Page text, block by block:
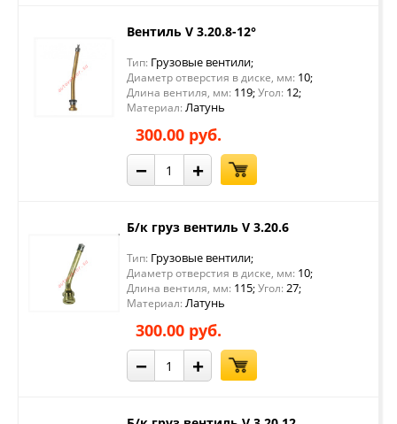
Вентиль V 3.20.8-12°
Тип: Грузовые вентили;
Диаметр отверстия в диске, мм: 10;
Длина вентиля, мм: 119;Угол: 12;
Материал: Латунь
300.00 руб.
− +
Б/к груз вентиль V 3.20.6
Тип: Грузовые вентили;
Диаметр отверстия в диске, мм: 10;
Длина вентиля, мм: 115;Угол: 27;
Материал: Латунь
300.00 руб.
− +